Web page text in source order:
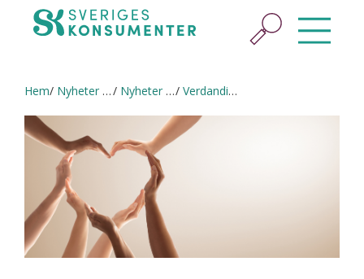
Hem Nyheter & press Nyheter och pressmeddelanden Verdandi ny medlem i Sveriges Konsumenter